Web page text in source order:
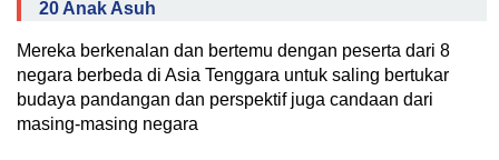
20 Anak Asuh
Mereka berkenalan dan bertemu dengan peserta dari 8
negara berbeda di Asia Tenggara untuk saling bertukar
budaya pandangan dan perspektif juga candaan dari
masing-masing negara